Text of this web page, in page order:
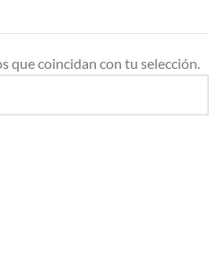
que coincidan con tu selección.